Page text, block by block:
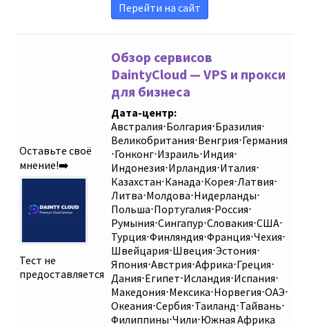
Перейти на сайт
Оставьте своё
мнение!➡️
Тест не
предоставляется
Обзор сервисов
DaintyCloud — VPS и прокси
для бизнеса
Дата-центр:
Австралия⋅Болгария⋅Бразилия⋅
Великобритания⋅Венгрия⋅Германия
⋅Гонконг⋅Израиль⋅Индия⋅
Индонезия⋅Ирландия⋅Италия⋅
Казахстан⋅Канада⋅Корея⋅Латвия⋅
Литва⋅Молдова⋅Нидерланды⋅
Польша⋅Португалия⋅Россия⋅
Румыния⋅Сингапур⋅Словакия⋅США⋅
Турция⋅Финляндия⋅Франция⋅Чехия⋅
Швейцария⋅Швеция⋅Эстония⋅
Япония⋅Австрия⋅Африка⋅Греция⋅
Дания⋅Египет⋅Исландия⋅Испания⋅
Македония⋅Мексика⋅Норвегия⋅ОАЭ⋅
Океания⋅Сербия⋅Таиланд⋅Тайвань⋅
Филиппины⋅Чили⋅Южная Африка